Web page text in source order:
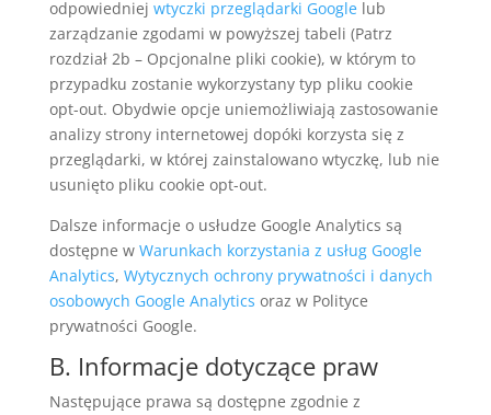
odpowiedniej wtyczki przeglądarki Googlelub
zarządzanie zgodami w powyższej tabeli (Patrz
rozdział 2b – Opcjonalne pliki cookie), w którym to
przypadku zostanie wykorzystany typ pliku cookie
opt-out. Obydwie opcje uniemożliwiają zastosowanie
analizy strony internetowej dopóki korzysta się z
przeglądarki, w której zainstalowano wtyczkę, lub nie
usunięto pliku cookie opt-out.
Dalsze informacje o usłudze Google Analytics są
dostępne w Warunkach korzystania z usług Google
Analytics, Wytycznych ochrony prywatności i danych
osobowych Google Analytics oraz w Polityce
prywatności Google.
B. Informacje dotyczące praw
Następujące prawa są dostępne zgodnie z